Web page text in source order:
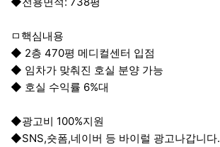
ㅁ핵심내용
◆ 2층 470평 메디컬센터 입점
◆ 임차가 맞춰진 호실 분양 가능
◆ 호실 수익률 6%대
◆광고비 100%지원
◆SNS,숏폼,네이버 등 바이럴 광고나갑니다.